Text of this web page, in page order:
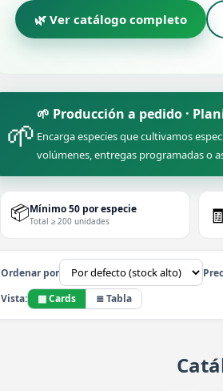
🌿 Ver catálogo completo
🌱 🌱 Producción a pedido ·
Encarga especies que cultivamos
volúmenes, entregas programadas o
📦Mínimo 50 por especie
Total ≥ 200 unidades 🧾
Ordenar por
Vista:
▦ Cards ≣ Tabla